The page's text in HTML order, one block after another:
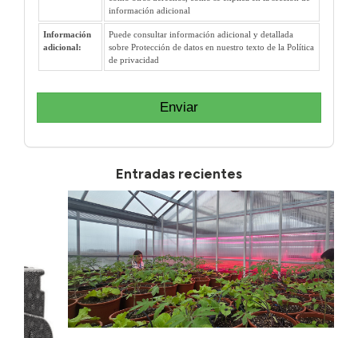
información adicional
Información
adicional:
Puede consultar información adicional y detallada
sobre Protección de datos en nuestro texto de la Política
de privacidad
Enviar
Entradas recientes